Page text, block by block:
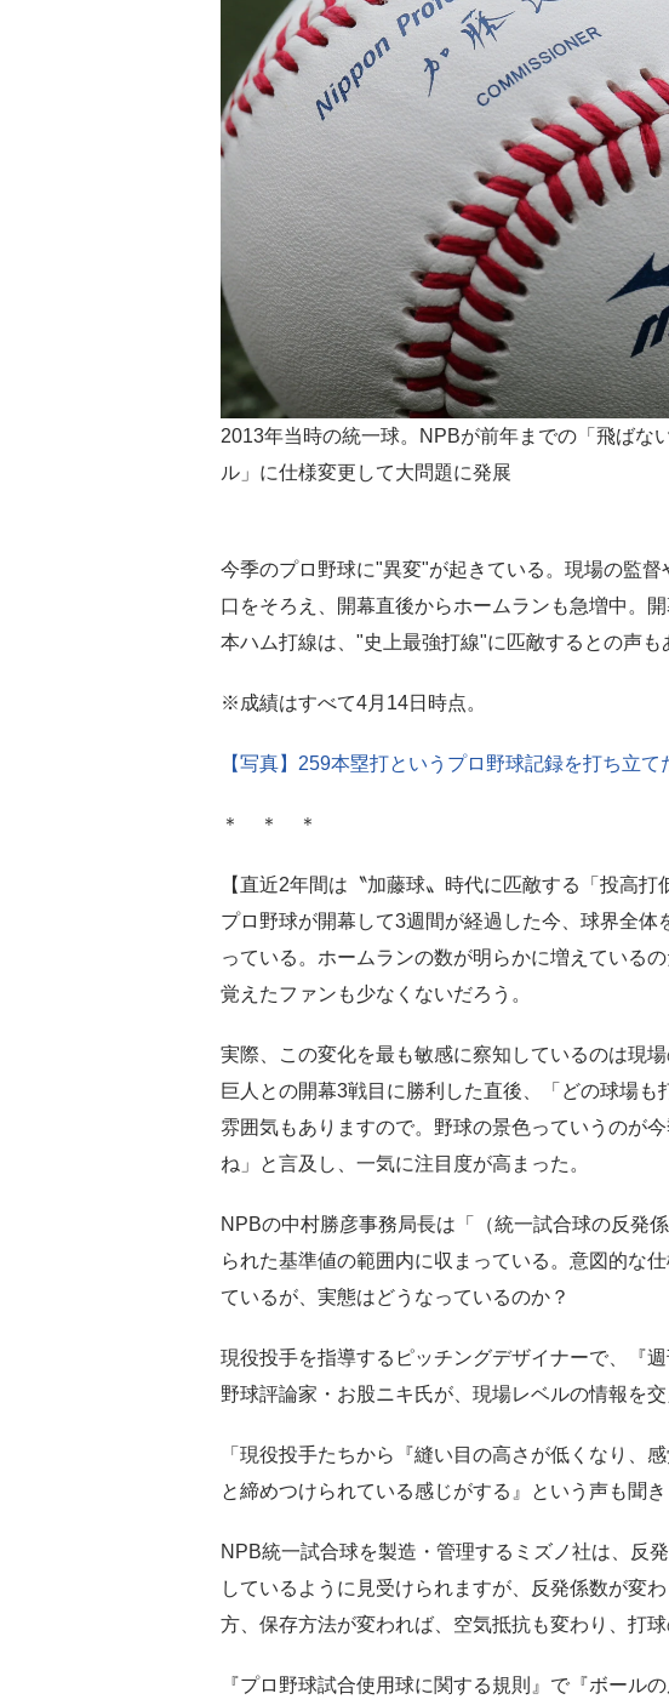
2013年当時の統一球。NPBが前年までの「飛ばな
ル」に仕様変更して大問題に発展
今季のプロ野球に"異変"が起きている。現場の監
口をそろえ、開幕直後からホームランも急増中。
本ハム打線は、"史上最強打線"に匹敵するとの声も
※成績はすべて4月14日時点。
【写真】259本塁打というプロ野球記録を打ち立
＊ ＊ ＊
【直近2年間は〝加藤球〟時代に匹敵する「投高打
プロ野球が開幕して3週間が経過した今、球界全体
っている。ホームランの数が明らかに増えている
覚えたファンも少なくないだろう。
実際、この変化を最も敏感に察知しているのは現
巨人との開幕3戦目に勝利した直後、「どの球場も
雰囲気もありますので。野球の景色っていうのが
ね」と言及し、一気に注目度が高まった。
NPBの中村勝彦事務局長は「（統一試合球の反発
られた基準値の範囲内に収まっている。意図的な
ているが、実態はどうなっているのか？
現役投手を指導するピッチングデザイナーで、『
野球評論家・お股ニキ氏が、現場レベルの情報を交
「現役投手たちから『縫い目の高さが低くなり、
と締めつけられている感じがする』という声も聞き
NPB統一試合球を製造・管理するミズノ社は、反
しているように見受けられますが、反発係数が変
方、保存方法が変われば、空気抵抗も変わり、打
『プロ野球試合使用球に関する規則』で『ボール